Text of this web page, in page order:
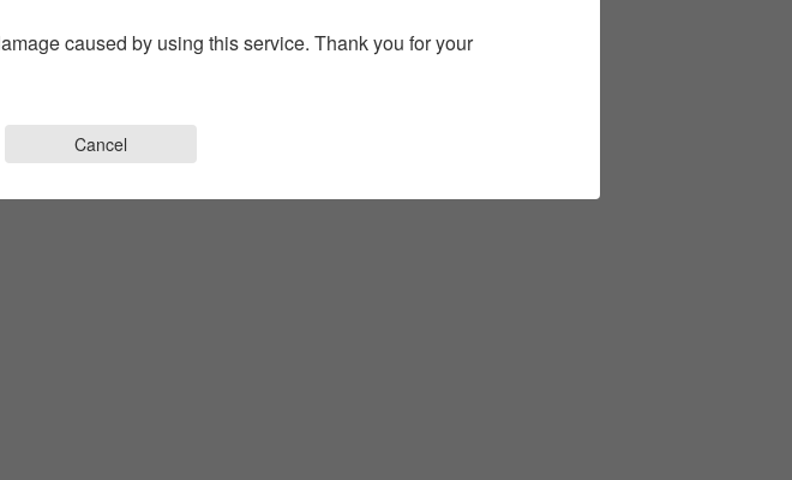
caused by using this service. Thank you for your
Cancel